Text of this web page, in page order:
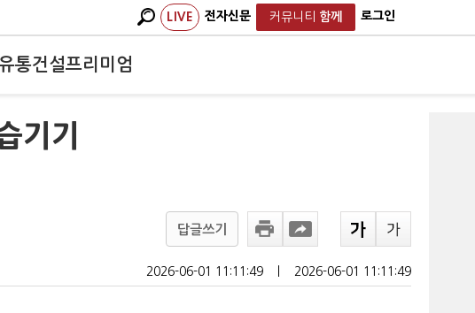
LIVE 전자신문 커뮤니티 함께 로그인
통건설프리미엄
기기
답글쓰기
2026-06-01 11:11:49 2026-06-01 11:11:49